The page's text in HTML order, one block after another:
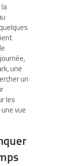
une
un
les
vue